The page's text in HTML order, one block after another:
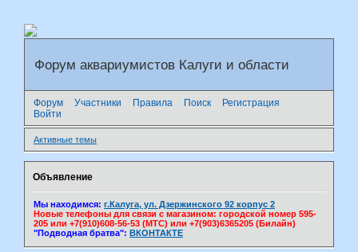
Форум аквариумистов Калуги и области
Форум Участники Правила Поиск
Регистрация
Войти
Активные темы
Объявление
Мы находимся: г.Калуга, ул. Дзержинского 92 корпус 2
Новые телефоны для связи с магазином: городской номер 595-
205 или +7(910)608-56-53 (МТС) или +7(903)6365205 (Билайн)
"Подводная братва": ВКОНТАКТЕ